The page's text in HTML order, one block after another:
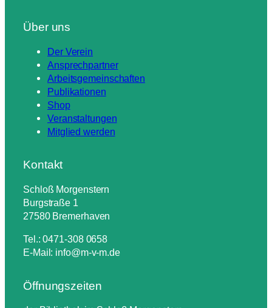
Über uns
Der Verein
Ansprechpartner
Arbeitsgemeinschaften
Publikationen
Shop
Veranstaltungen
Mitglied werden
Kontakt
Schloß Morgenstern
Burgstraße 1
27580 Bremerhaven
Tel.: 0471-308 0658
E-Mail: info@m-v-m.de
Öffnungszeiten